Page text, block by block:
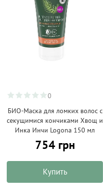
0
БИО-Маска для ломких волос с
секущимися кончиками Хвощ и
Инка Инчи Logona 150 мл
754 грн
Купить